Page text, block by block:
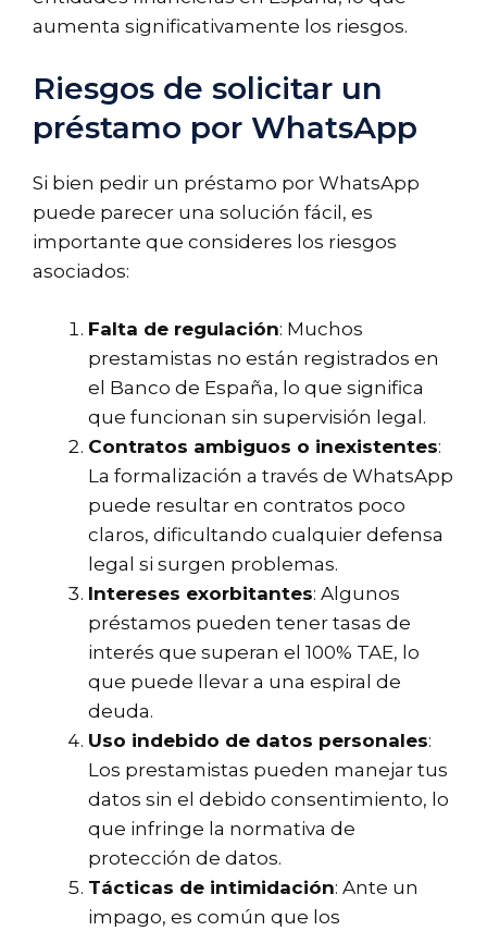
aumenta significativamente los riesgos.
Riesgos de solicitar un
préstamo por WhatsApp
Si bien pedir un préstamo por WhatsApp
puede parecer una solución fácil, es
importante que consideres los riesgos
asociados:
Falta de regulación: Muchos
prestamistas no están registrados en
el Banco de España, lo que significa
que funcionan sin supervisión legal.
Contratos ambiguos o inexistentes:
La formalización a través de WhatsApp
puede resultar en contratos poco
claros, dificultando cualquier defensa
legal si surgen problemas.
Intereses exorbitantes: Algunos
préstamos pueden tener tasas de
interés que superan el 100% TAE, lo
que puede llevar a una espiral de
deuda.
Uso indebido de datos personales:
Los prestamistas pueden manejar tus
datos sin el debido consentimiento, lo
que infringe la normativa de
protección de datos.
Tácticas de intimidación: Ante un
impago, es común que los